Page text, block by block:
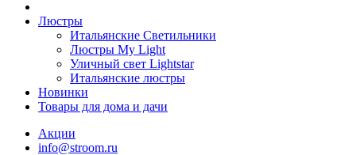
Люстры
Итальянские Светильники
Люстры My Light
Уличный свет Lightstar
Итальянские люстры
Новинки
Товары для дома и дачи
Акции
info@stroom.ru